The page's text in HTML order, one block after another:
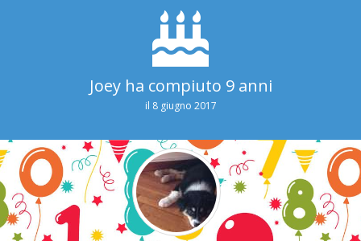
Joey ha compiuto 9 anni
il 8 giugno 2017